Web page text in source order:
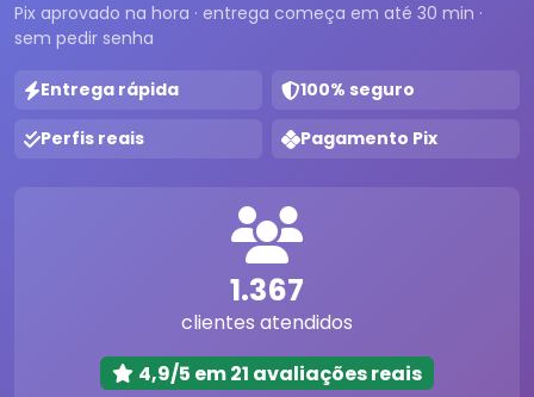
Pix aprovado na hora · entrega começa em até 30 min ·
sem pedir senha
Entrega rápida 100% seguro
Perfis reais Pagamento Pix
1.367
clientes atendidos
4,9/5 em 21 avaliações reais